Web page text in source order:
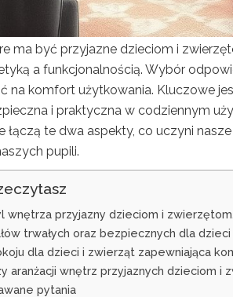
ma być przyjazne dzieciom i
a funkcjonalnością. Wybór
na komfort użytkowania. Kluczowe
i praktyczna w codziennym
łączą te dwa aspekty, co uczyni
pupili.
wnętrza przyjazny dzieciom i
trwałych oraz bezpiecznych dla
dla dzieci i zwierząt zapewniająca
aranżacji wnętrz przyjaznych dzieciom i
pytania